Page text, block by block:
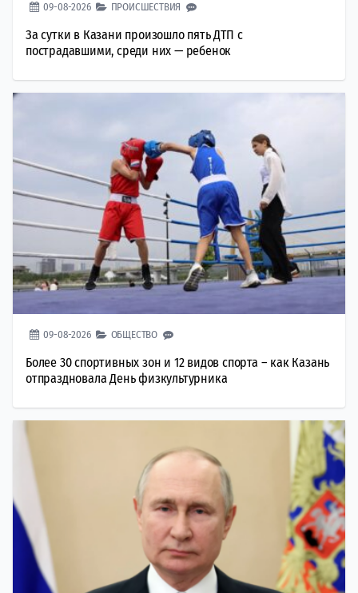
09-08-2026 ПРОИСШЕСТВИЯ
За сутки в Казани произошло пять ДТП с
пострадавшими, среди них — ребенок
09-08-2026 ОБЩЕСТВО
Более 30 спортивных зон и 12 видов спорта – как Казань
отпраздновала День физкультурника